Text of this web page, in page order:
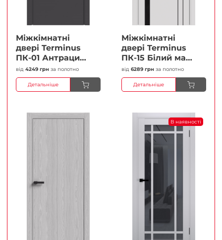
Міжкімнатні
двері Terminus
ПК-01 Антрацит
(п/п) Глухі
Плівка
від 4249 грн за полотно
Детальніше
Міжкімнатні
двері Terminus
ПК-15 Білий мат
(Термінус) Чорне
скло Плівка
від 6289 грн за полотно
Детальніше
В наявності